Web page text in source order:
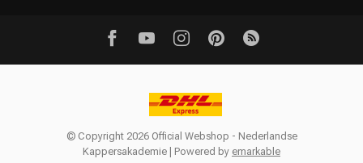
© Copyright 2026 Official Webshop - Nederlandse
Kappersakademie | Powered by emarkable